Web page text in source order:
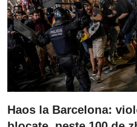
Haos la Barcelona: